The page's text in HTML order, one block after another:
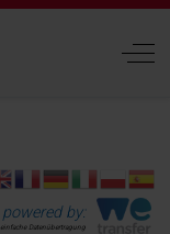
Off-
powered by:
einfache Datenübertragung